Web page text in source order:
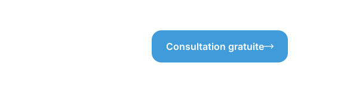
Consultation gratuite